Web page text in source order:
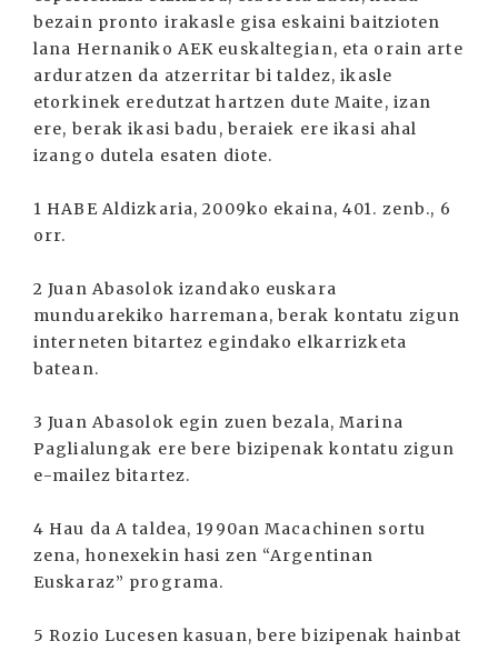
bezain pronto irakasle gisa eskaini baitzioten
lana Hernaniko AEK euskaltegian, eta orain arte
arduratzen da atzerritar bi taldez, ikasle
etorkinek eredutzat hartzen dute Maite, izan
ere, berak ikasi badu, beraiek ere ikasi ahal
izango dutela esaten diote.
1 HABE Aldizkaria, 2009ko ekaina, 401. zenb., 6
orr.
2 Juan Abasolok izandako euskara
munduarekiko harremana, berak kontatu zigun
interneten bitartez egindako elkarrizketa
batean.
3 Juan Abasolok egin zuen bezala, Marina
Paglialungak ere bere bizipenak kontatu zigun
e-mailez bitartez.
4 Hau da A taldea, 1990an Macachinen sortu
zena, honexekin hasi zen “Argentinan
Euskaraz” programa.
5 Rozio Lucesen kasuan, bere bizipenak hainbat